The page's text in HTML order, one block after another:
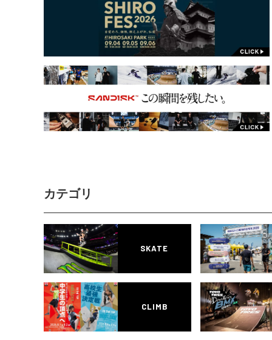
カテゴリ
SKATE
CLIMB